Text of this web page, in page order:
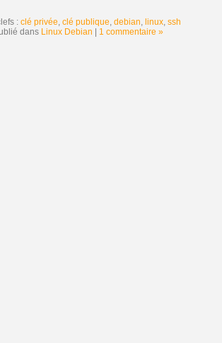
: clé privée, clé publique, debian, linux, ssh
dans Linux Debian 1 commentaire »